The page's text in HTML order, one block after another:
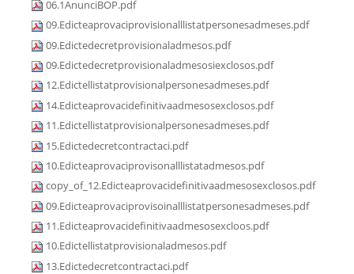
06.1AnunciBOP.pdf
09.Edicteaprovaciprovisionalllistatpersonesadmeses.pdf
09.Edictedecretprovisionaladmesos.pdf
09.Edictedecretprovisionaladmesosiexclosos.pdf
12.Edictellistatprovisionalpersonesadmeses.pdf
14.Edicteaprovacidefinitivaadmesosexclosos.pdf
11.Edictellistatprovisionalpersonesadmeses.pdf
15.Edictedecretcontractaci.pdf
10.Edicteaprovaciprovisonalllistatadmesos.pdf
copy_of_12.Edicteaprovacidefinitivaadmesosexclosos.pdf
09.Edicteaprovaciprovisoinalllistatpersonesadmeses.pdf
11.Edicteaprovacidefinitivaadmesosexcloos.pdf
10.Edictellistatprovisionaladmesos.pdf
13.Edictedecretcontractaci.pdf